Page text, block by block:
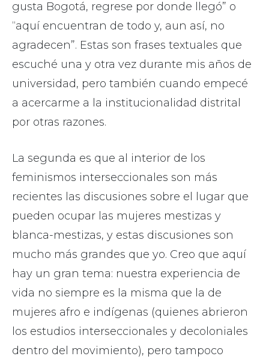
gusta Bogotá, regrese por donde llegó” o
“aquí encuentran de todo y, aun así, no
agradecen”. Estas son frases textuales que
escuché una y otra vez durante mis años de
universidad, pero también cuando empecé
a acercarme a la institucionalidad distrital
por otras razones.
La segunda es que al interior de los
feminismos interseccionales son más
recientes las discusiones sobre el lugar que
pueden ocupar las mujeres mestizas y
blanca-mestizas, y estas discusiones son
mucho más grandes que yo. Creo que aquí
hay un gran tema: nuestra experiencia de
vida no siempre es la misma que la de
mujeres afro e indígenas (quienes abrieron
los estudios interseccionales y decoloniales
dentro del movimiento), pero tampoco